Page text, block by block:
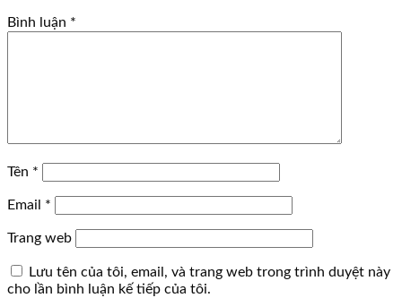
Bình luận *
Tên *
Email *
Trang web
Lưu tên của tôi, email, và trang web trong trình duyệt này
cho lần bình luận kế tiếp của tôi.